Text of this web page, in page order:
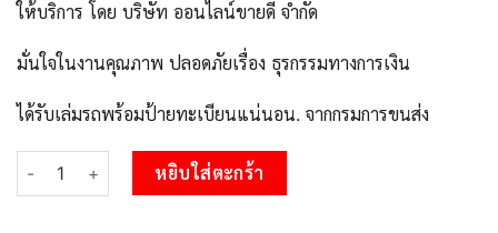
ให้บริการ โดย บริษัท ออนไลน์ขายดี จำกัด
มั่นใจในงานคุณภาพ ปลอดภัยเรื่อง ธุรกรรมทางการเงิน
ได้รับเล่มรถพร้อมป้ายทะเบียนแน่นอน. จากกรมการขนส่ง
จำนวน 15.Okdee ทะเบียนรถ ผลรวมดี 24 – 9กฬ 9000 สะกดทุกสา
หยิบใส่ตะกร้า